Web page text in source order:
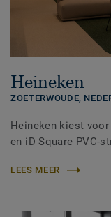
Heineken
ZOETERWOUDE,
Heineken kiest
en iD Square PVC-
LEES MEER